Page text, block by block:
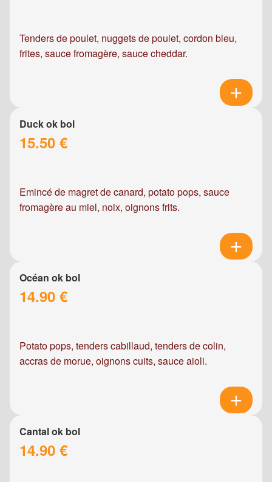
Tenders de poulet, nuggets de poulet, cordon bleu,
frites, sauce fromagère, sauce cheddar.
Duck ok bol
15.50 €
Emincé de magret de canard, potato pops, sauce
fromagère au miel, noix, oignons frits.
Océan ok bol
14.90 €
Potato pops, tenders cabillaud, tenders de colin,
accras de morue, oignons cuits, sauce aioli.
Cantal ok bol
14.90 €